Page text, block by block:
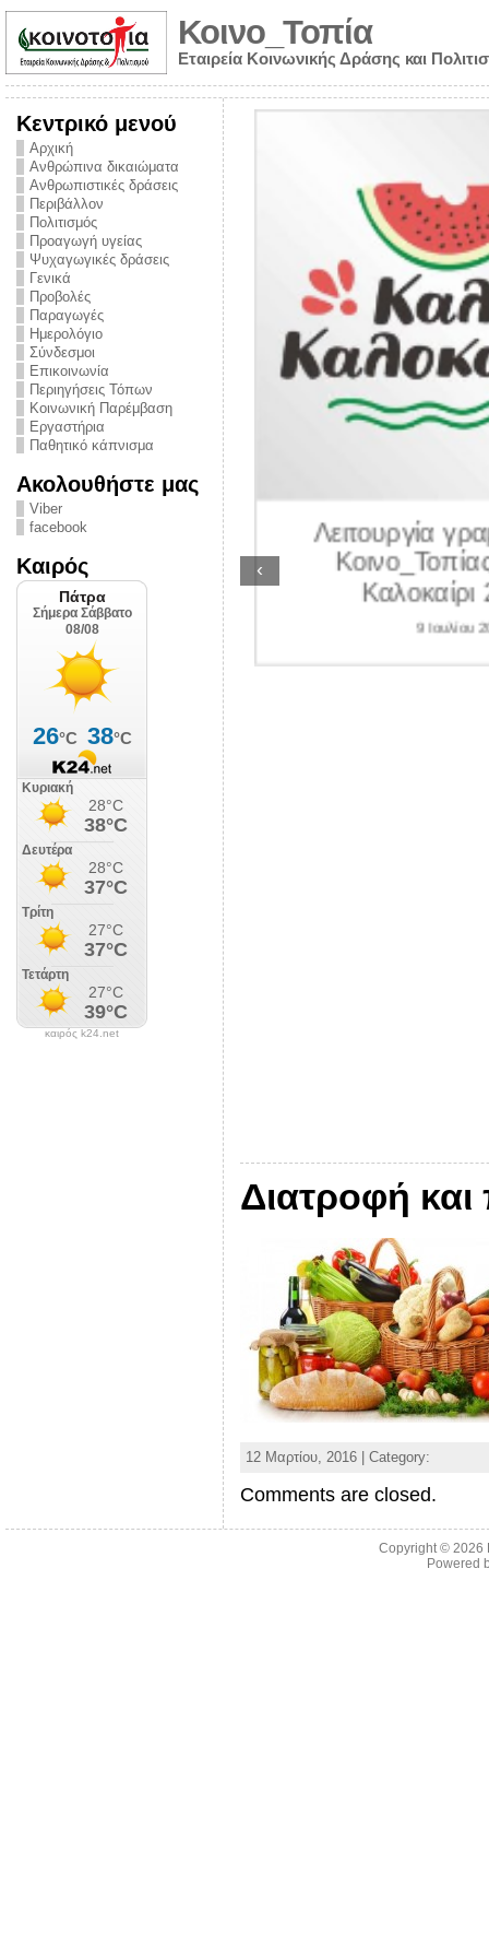
Κοινο_Τοπία
Εταιρεία Κοινωνικής Δράσης και
Κεντρικό μενού
Αρχική
Ανθρώπινα δικαιώματα
Ανθρωπιστικές δράσεις
Περιβάλλον
Πολιτισμός
Προαγωγή υγείας
Ψυχαγωγικές δράσεις
Γενικά
Προβολές
Παραγωγές
Ημερολόγιο
Σύνδεσμοι
Επικοινωνία
Περιηγήσεις Τόπων
Κοινωνική Παρέμβαση
Εργαστήρια
Παθητικό κάπνισμα
Ακολουθήστε μας
Viber
facebook
Καιρός
καιρός k24.net
από την
την ημέρα
και
στο
2026
Λειτουργία
Κοινο_Τοπίας
Καλοκαίρι
9 Ιουλίου
‹
Διατροφή και
12 Μαρτίου, 2016 | Category:
Comments are closed.
Copyright © 2026
Powered